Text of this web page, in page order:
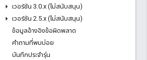
เวอร์ชัน 3.0.x (ไม่สนับสนุน)
เวอร์ชัน 2.5.x (ไม่สนับสนุน)
ข้อมูลอ้างอิงข้อผิดพลาด
คำถามที่พบบ่อย
บันทึกประจำรุ่น